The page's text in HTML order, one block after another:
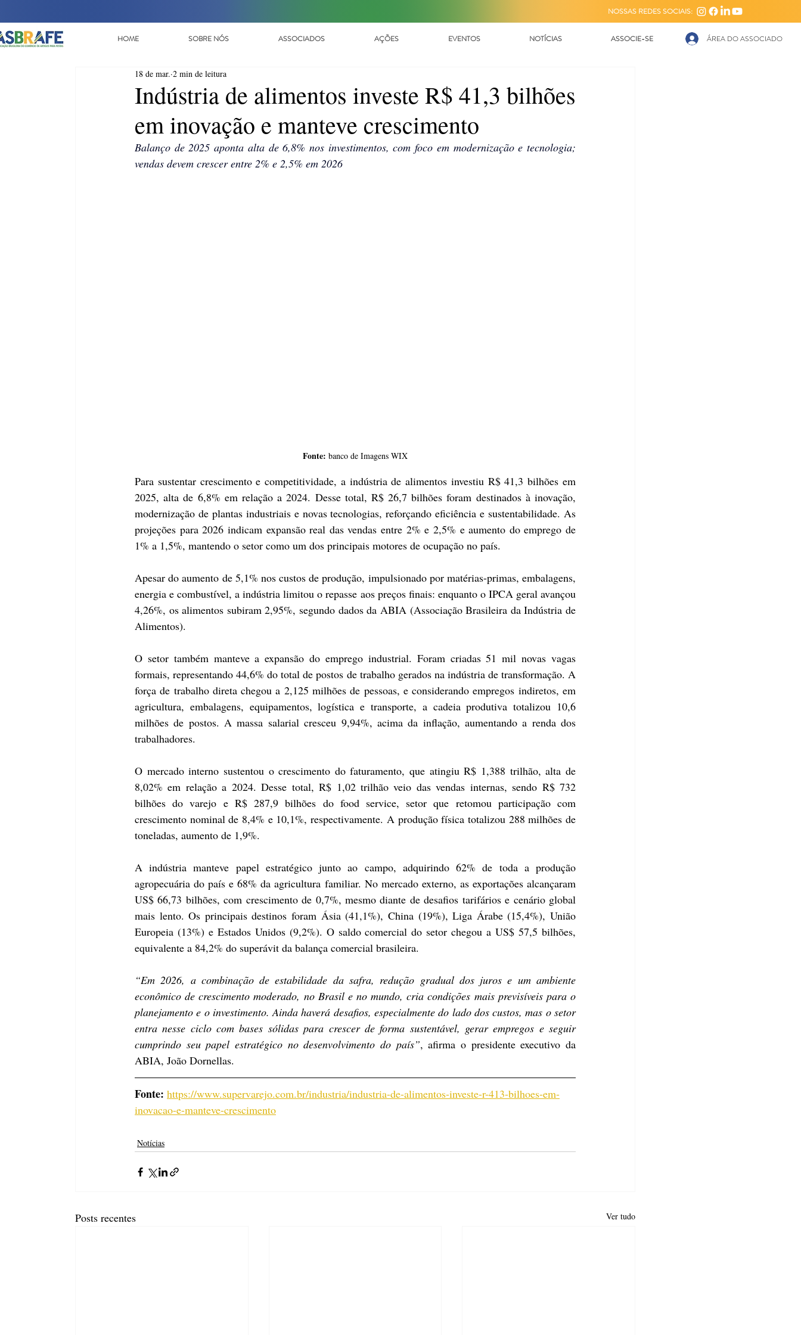
NOSSAS REDES SOCIAIS:
HOME SOBRE NÓS ASSOCIADOS AÇÕES EVENTOS NOTÍCIAS ASSOCIE-SE ÁREA DO ASSOCIADO
Indústria de alimentos investe R$ 41,3 bilhões
em inovação e manteve crescimento
18 de mar. 2 min de leitura
Balanço de 2025 aponta alta de 6,8% nos investimentos, com foco em modernização e tecnologia;
vendas devem crescer entre 2% e 2,5% em 2026
Fonte: banco de Imagens WIX
Para sustentar crescimento e competitividade, a indústria de alimentos investiu R$ 41,3 bilhões em
2025, alta de 6,8% em relação a 2024. Desse total, R$ 26,7 bilhões foram destinados à inovação,
modernização de plantas industriais e novas tecnologias, reforçando eficiência e sustentabilidade. As
projeções para 2026 indicam expansão real das vendas entre 2% e 2,5% e aumento do emprego de
1% a 1,5%, mantendo o setor como um dos principais motores de ocupação no país.
Apesar do aumento de 5,1% nos custos de produção, impulsionado por matérias-primas, embalagens,
energia e combustível, a indústria limitou o repasse aos preços finais: enquanto o IPCA geral avançou
4,26%, os alimentos subiram 2,95%, segundo dados da ABIA (Associação Brasileira da Indústria de
Alimentos).
O setor também manteve a expansão do emprego industrial. Foram criadas 51 mil novas vagas
formais, representando 44,6% do total de postos de trabalho gerados na indústria de transformação. A
força de trabalho direta chegou a 2,125 milhões de pessoas, e considerando empregos indiretos, em
agricultura, embalagens, equipamentos, logística e transporte, a cadeia produtiva totalizou 10,6
milhões de postos. A massa salarial cresceu 9,94%, acima da inflação, aumentando a renda dos
trabalhadores.
O mercado interno sustentou o crescimento do faturamento, que atingiu R$ 1,388 trilhão, alta de
8,02% em relação a 2024. Desse total, R$ 1,02 trilhão veio das vendas internas, sendo R$ 732
bilhões do varejo e R$ 287,9 bilhões do food service, setor que retomou participação com
crescimento nominal de 8,4% e 10,1%, respectivamente. A produção física totalizou 288 milhões de
toneladas, aumento de 1,9%.
A indústria manteve papel estratégico junto ao campo, adquirindo 62% de toda a produção
agropecuária do país e 68% da agricultura familiar. No mercado externo, as exportações alcançaram
US$ 66,73 bilhões, com crescimento de 0,7%, mesmo diante de desafios tarifários e cenário global
mais lento. Os principais destinos foram Ásia (41,1%), China (19%), Liga Árabe (15,4%), União
Europeia (13%) e Estados Unidos (9,2%). O saldo comercial do setor chegou a US$ 57,5 bilhões,
equivalente a 84,2% do superávit da balança comercial brasileira.
“Em 2026, a combinação de estabilidade da safra, redução gradual dos juros e um ambiente
econômico de crescimento moderado, no Brasil e no mundo, cria condições mais previsíveis para o
planejamento e o investimento. Ainda haverá desafios, especialmente do lado dos custos, mas o setor
entra nesse ciclo com bases sólidas para crescer de forma sustentável, gerar empregos e seguir
cumprindo seu papel estratégico no desenvolvimento do país”, afirma o presidente executivo da
ABIA, João Dornellas.
Fonte: https://www.supervarejo.com.br/industria/industria-de-alimentos-investe-r-413-bilhoes-em-
inovacao-e-manteve-crescimento
Notícias
Posts recentes Ver tudo